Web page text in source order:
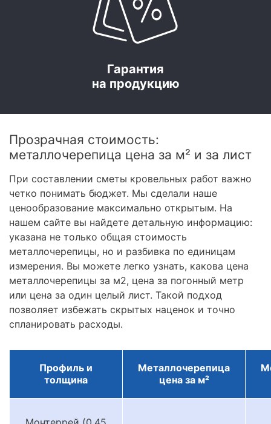
Гарантия
на продукцию
Прозрачная стоимость:
металлочерепица цена за м² и за лист
При составлении сметы кровельных работ важно
четко понимать бюджет. Мы сделали наше
ценообразование максимально открытым. На
нашем сайте вы найдете детальную информацию:
указана не только общая стоимость
металлочерепицы, но и разбивка по единицам
измерения. Вы можете легко узнать, какова цена
металлочерепицы за м2, цена за погонный метр
или цена за один целый лист. Такой подход
позволяет избежать скрытых наценок и точно
спланировать расходы.
Профиль и
толщина
Металлочерепица
цена за м²